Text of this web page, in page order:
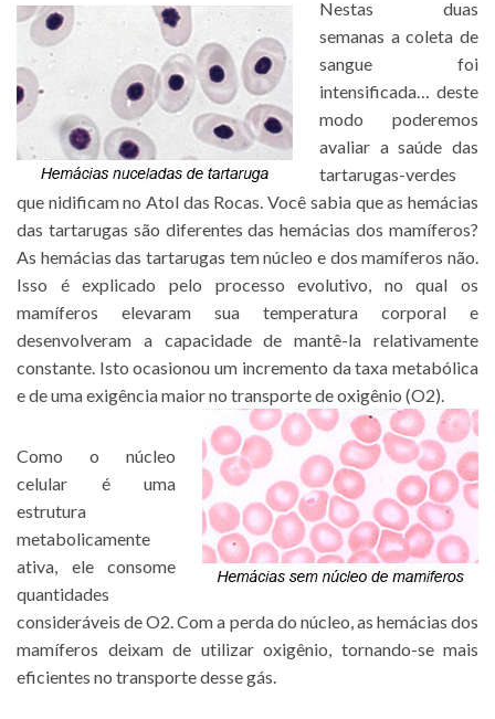
Nestas duas
semanas a coleta de
sangue foi
intensificada… deste
modo poderemos
avaliar a saúde das
tartarugas-verdes
que nidificam no Atol das Rocas. Você sabia que as hemácias
das tartarugas são diferentes das hemácias dos mamíferos?
As hemácias das tartarugas tem núcleo e dos mamíferos não.
Isso é explicado pelo processo evolutivo, no qual os
mamíferos elevaram sua temperatura corporal e
desenvolveram a capacidade de mantê-la relativamente
constante. Isto ocasionou um incremento da taxa metabólica
e de uma exigência maior no transporte de oxigênio (O2).
Como o núcleo
celular é uma
estrutura
metabolicamente
ativa, ele consome
quantidades
consideráveis de O2. Com a perda do núcleo, as hemácias dos
mamíferos deixam de utilizar oxigênio, tornando-se mais
eficientes no transporte desse gás.